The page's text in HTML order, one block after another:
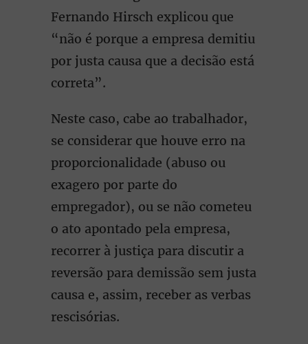
Fernando Hirsch explicou que
“não é porque a empresa demitiu
por justa causa que a decisão está
correta”.
Neste caso, cabe ao trabalhador,
se considerar que houve erro na
proporcionalidade (abuso ou
exagero por parte do
empregador), ou se não cometeu
o ato apontado pela empresa,
recorrer à justiça para discutir a
reversão para demissão sem justa
causa e, assim, receber as verbas
rescisórias.